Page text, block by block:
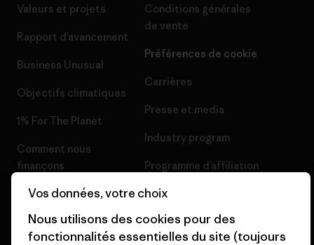
Valeurs et projets
Rapport d’avancement
Business Unusual
Objectifs climatiques
1% For The Planet
Comment nous
finançons
Cartes cadeaux
Nos magasins
Conditions générales
de vente
Préférences de cookie
Carrières
Presse et media
Industry program
Programme d’affiliation
Patagonia Belgique Plan du
Vos données, votre choix
Nous utilisons des cookies pour des
fonctionnalités essentielles du site (toujours